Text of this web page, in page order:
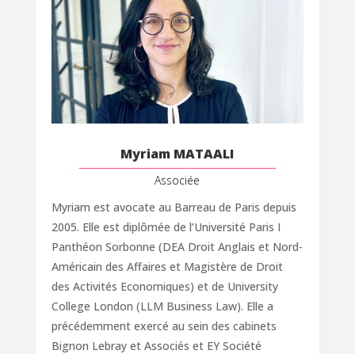
Myriam MATAALI
Associée
Myriam est avocate au Barreau de Paris depuis
2005. Elle est diplômée de l’Université Paris I
Panthéon Sorbonne (DEA Droit Anglais et Nord-
Américain des Affaires et Magistère de Droit
des Activités Economiques) et de University
College London (LLM Business Law). Elle a
précédemment exercé au sein des cabinets
Bignon Lebray et Associés et EY Société